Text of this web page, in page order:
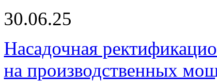
30.06.25
Насадочная
на производственных